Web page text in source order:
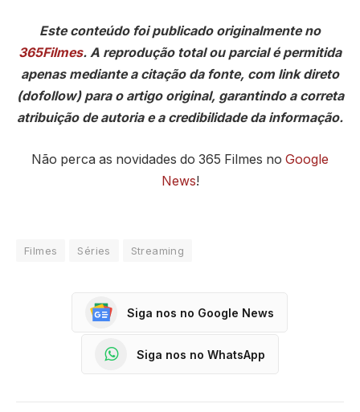
Este conteúdo foi publicado originalmente no
365Filmes. A reprodução total ou parcial é permitida
apenas mediante a citação da fonte, com link direto
(dofollow) para o artigo original, garantindo a correta
atribuição de autoria e a credibilidade da informação.
Não perca as novidades do 365 Filmes no Google
News!
Filmes Séries Streaming
Siga nos no Google News
Siga nos no WhatsApp